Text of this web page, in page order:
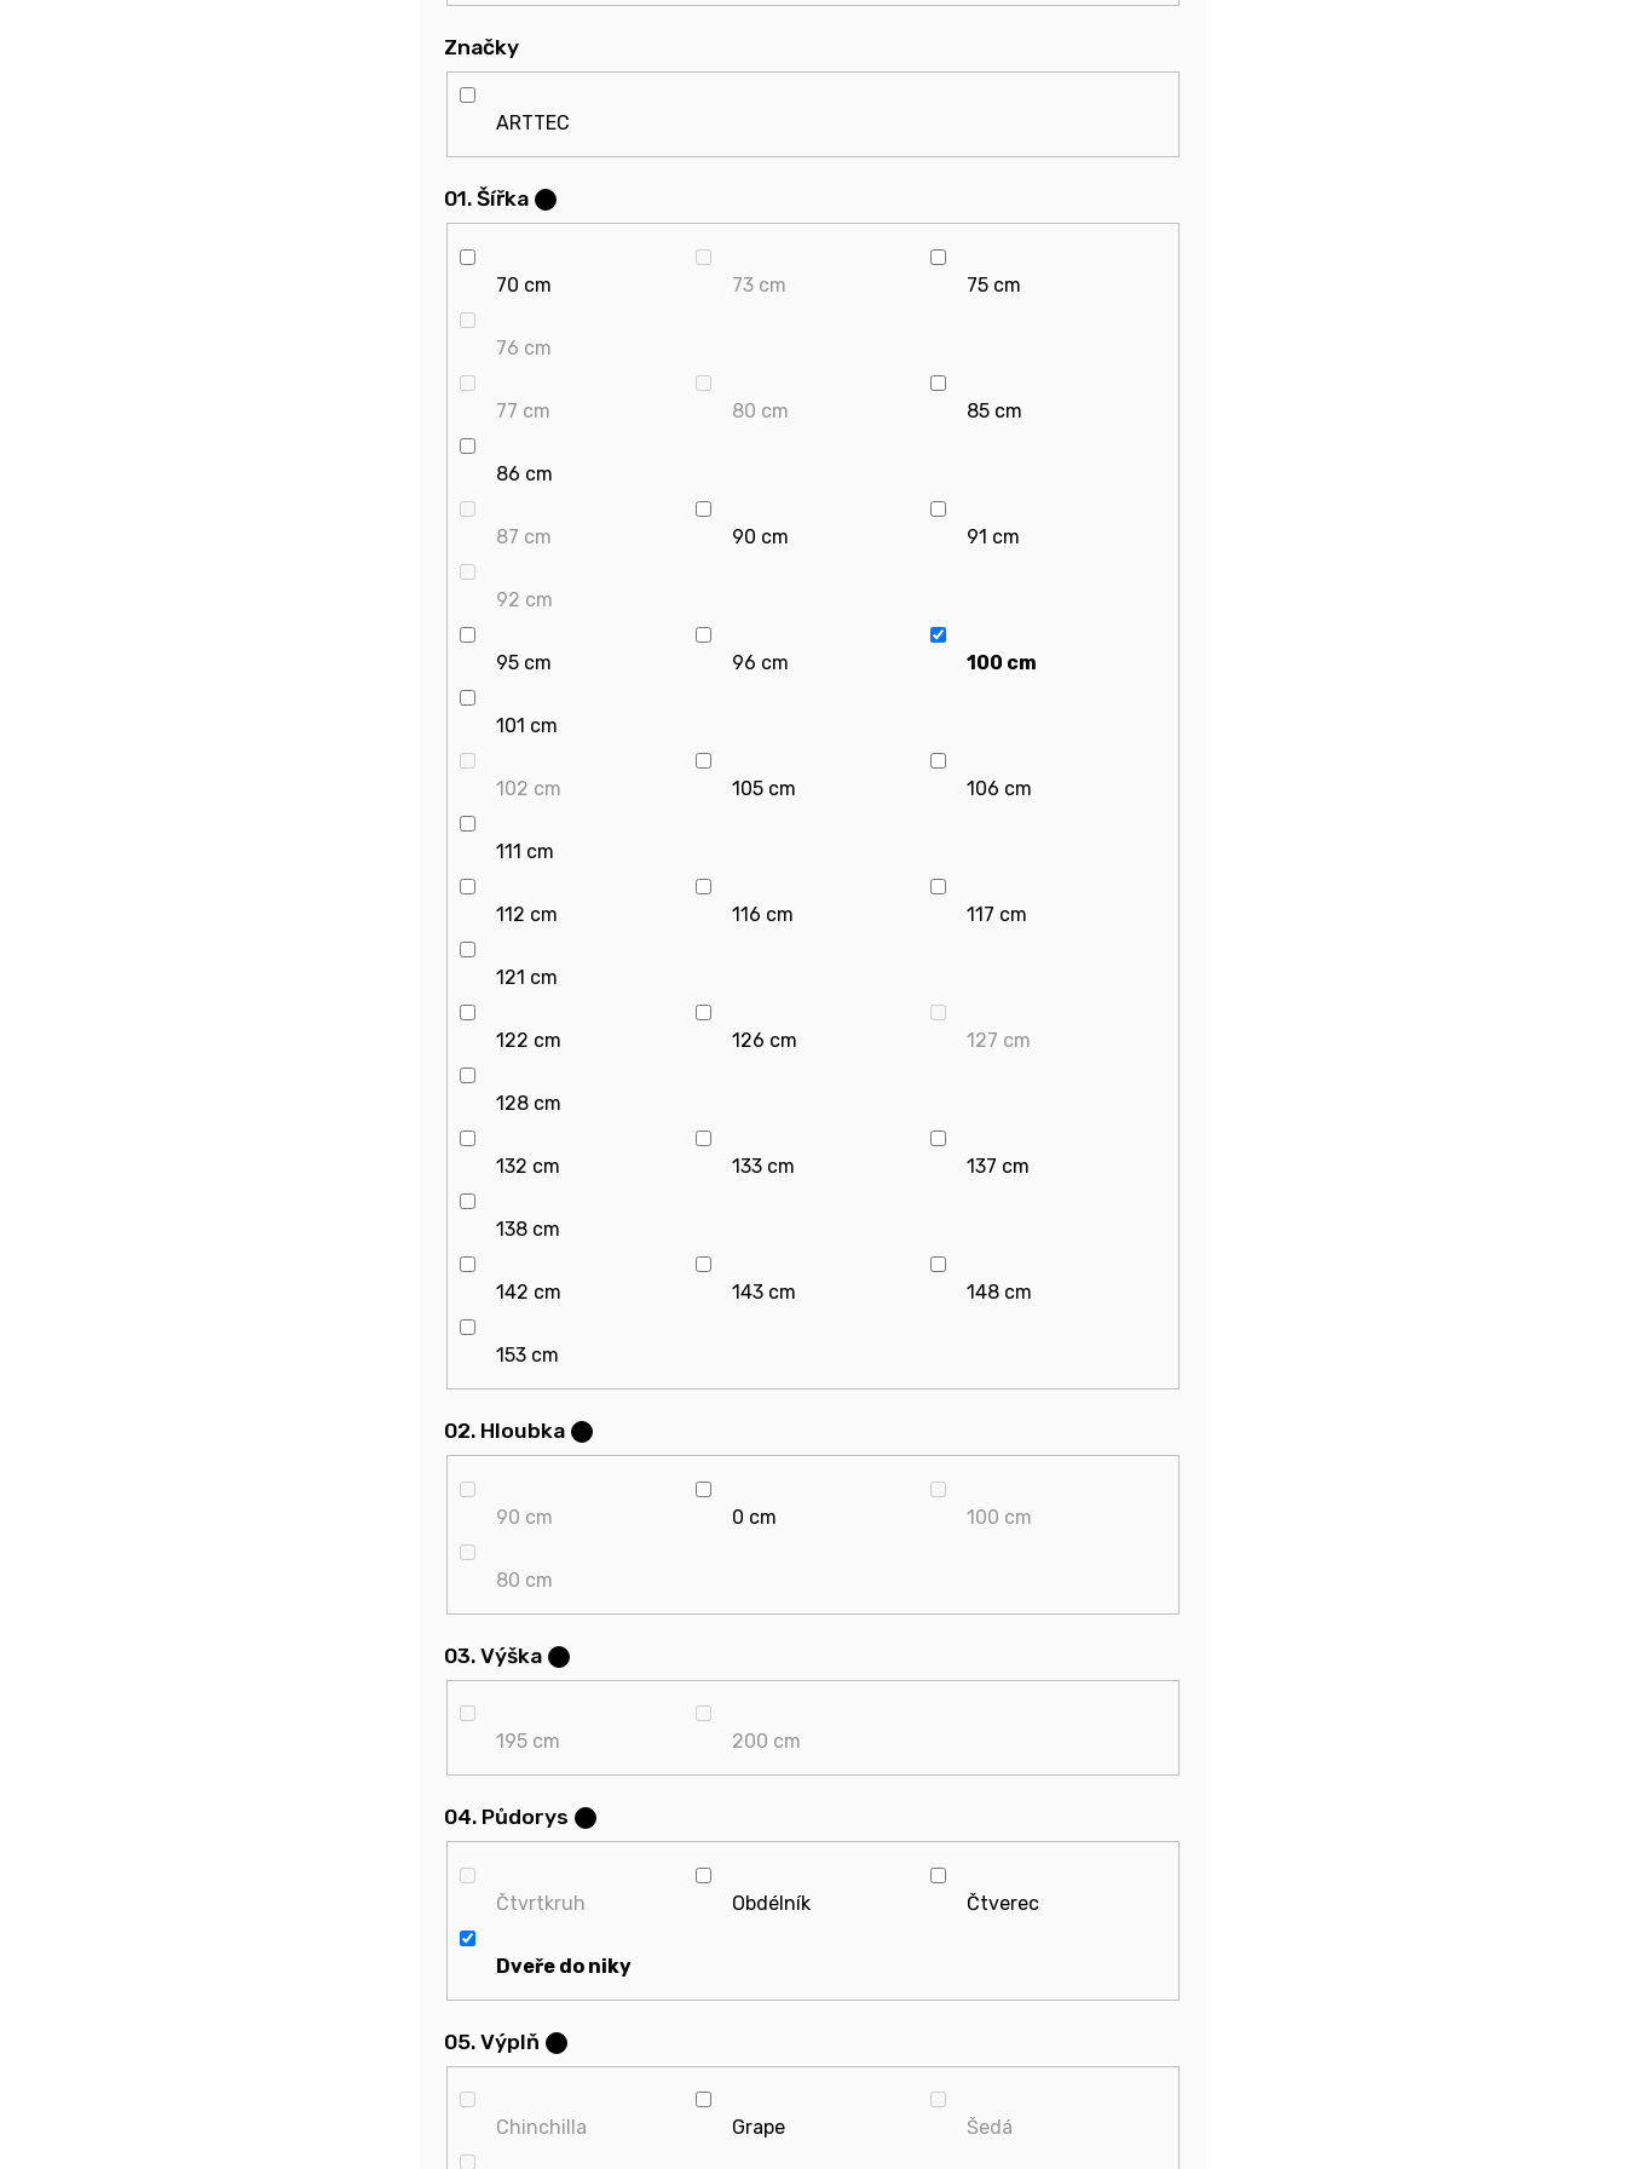
Značky
ARTTEC
01. Šířka
70 cm 73 cm 75 cm
76 cm
77 cm 80 cm 85 cm
86 cm
87 cm 90 cm 91 cm
92 cm
95 cm 96 cm 100 cm
101 cm
102 cm 105 cm 106 cm
111 cm
112 cm 116 cm 117 cm
121 cm
122 cm 126 cm 127 cm
128 cm
132 cm 133 cm 137 cm
138 cm
142 cm 143 cm 148 cm
153 cm
02. Hloubka
90 cm 0 cm 100 cm
80 cm
03. Výška
195 cm 200 cm
04. Půdorys
Čtvrtkruh Obdélník Čtverec
Dveře do niky
05. Výplň
Chinchilla Grape Šedá